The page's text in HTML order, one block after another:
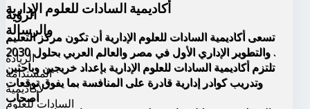
أكاديمية السادات للعلوم الإدارية
تسعى أكاديمية السادات للعلوم الإدارية أن تكون مركز التعليم
والتطوير الإداري الأول في مصر والعالم العربي بحلول 2030 .
تلتزم أكاديمية السادات للعلوم الإدارية بإعداد خريجين وباحثين
وتدريب كوادر إدارية قادرة على المنافسة بما يفوق توقعات
أصحاب
الرؤية
والرسالة
الريادة
المستدامة
لأكاديمية
السادات للعلوم